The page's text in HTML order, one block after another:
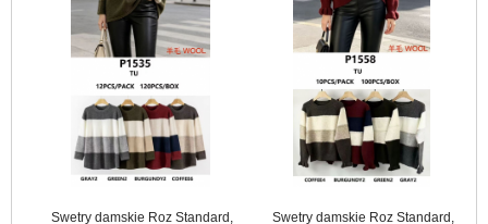
Swetry damskie Roz Standard, Swetry damskie Roz Standard,